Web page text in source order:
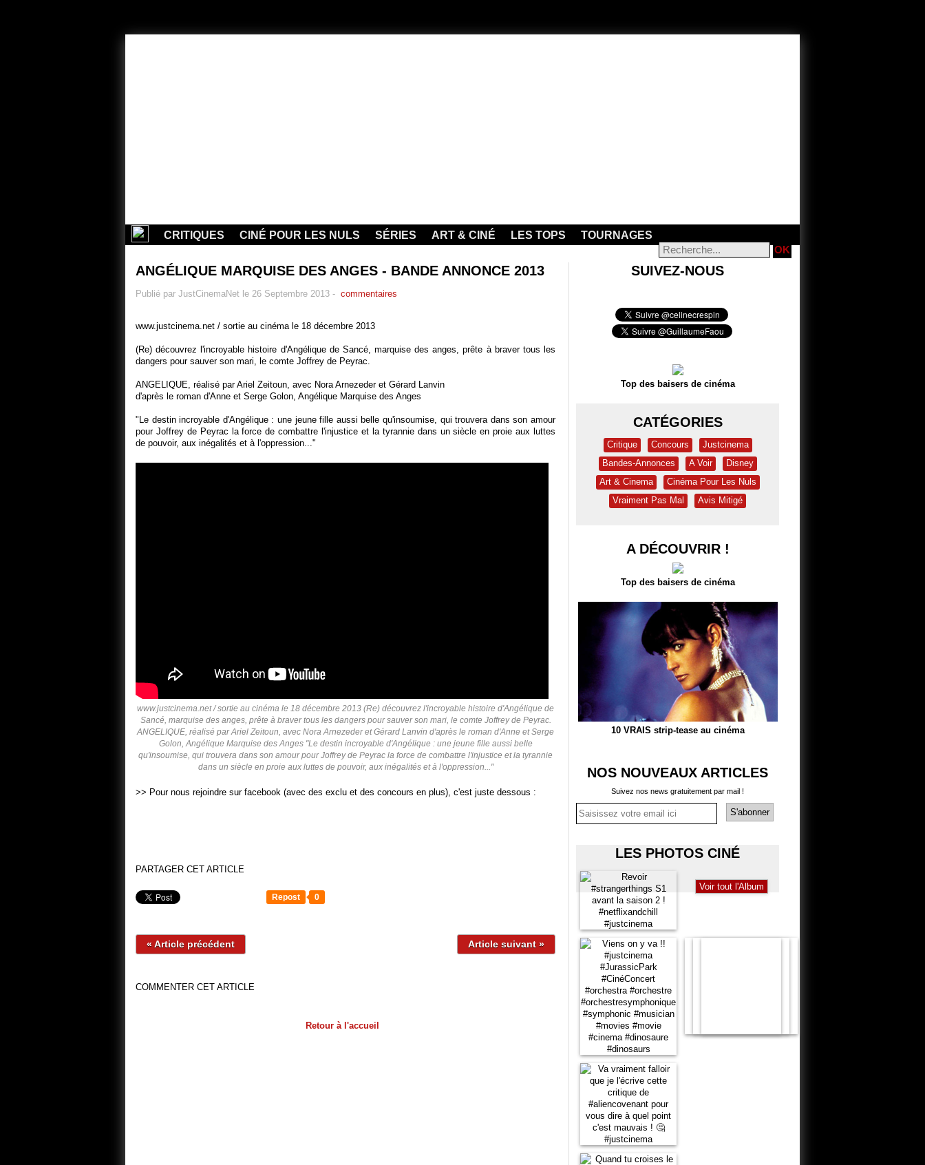
CRITIQUES CINÉ POUR LES NULS SÉRIES ART & CINÉ LES TOPS TOURNAGES
ANGÉLIQUE MARQUISE DES ANGES - BANDE ANNONCE 2013
Publié par JustCinemaNet le 26 Septembre 2013 - commentaires
www.justcinema.net / sortie au cinéma le 18 décembre 2013
(Re) découvrez l'incroyable histoire d'Angélique de Sancé, marquise des anges, prête à braver tous les
dangers pour sauver son mari, le comte Joffrey de Peyrac.
ANGELIQUE, réalisé par Ariel Zeitoun, avec Nora Arnezeder et Gérard Lanvin
d'après le roman d'Anne et Serge Golon, Angélique Marquise des Anges
"Le destin incroyable d'Angélique : une jeune fille aussi belle qu'insoumise, qui trouvera dans son amour
pour Joffrey de Peyrac la force de combattre l'injustice et la tyrannie dans un siècle en proie aux luttes
de pouvoir, aux inégalités et à l'oppression..."
www.justcinema.net / sortie au cinéma le 18 décembre 2013 (Re) découvrez l'incroyable histoire d'Angélique de
Sancé, marquise des anges, prête à braver tous les dangers pour sauver son mari, le comte Joffrey de Peyrac.
ANGELIQUE, réalisé par Ariel Zeitoun, avec Nora Arnezeder et Gérard Lanvin d'après le roman d'Anne et Serge
Golon, Angélique Marquise des Anges "Le destin incroyable d'Angélique : une jeune fille aussi belle
qu'insoumise, qui trouvera dans son amour pour Joffrey de Peyrac la force de combattre l'injustice et la tyrannie
dans un siècle en proie aux luttes de pouvoir, aux inégalités et à l'oppression..."
>> Pour nous rejoindre sur facebook (avec des exclu et des concours en plus), c'est juste dessous :
PARTAGER CET ARTICLE
Repost 0
« Article précédent Article suivant »
COMMENTER CET ARTICLE
Retour à l'accueil
SUIVEZ-NOUS
Top des baisers de cinéma
CATÉGORIES
Critique Concours
Justcinema
Bandes-Annonces
A Voir
Disney
Art & Cinema
Cinéma Pour Les Nuls
Vraiment Pas Mal
Avis Mitigé
A DÉCOUVRIR !
Top des baisers de cinéma
10 VRAIS strip-tease au cinéma
NOS NOUVEAUX ARTICLES
Suivez nos news gratuitement par mail !
LES PHOTOS CINÉ
Voir tout l'Album